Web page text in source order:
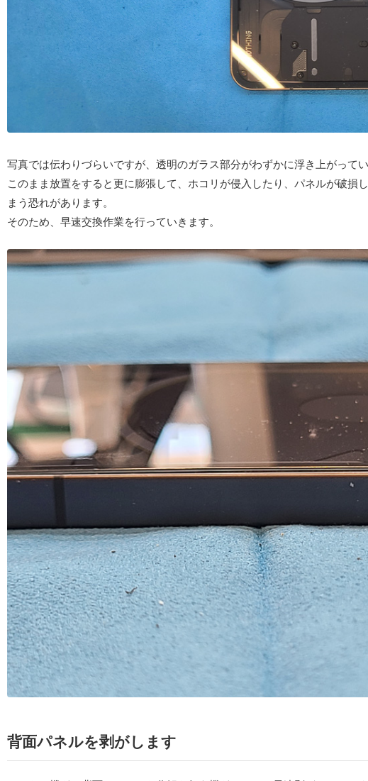
写真では伝わりづらいですが、透明のガラス部分がわずかに浮き上がって
このまま放置をすると更に膨張して、ホコリが侵入したり、パネルが破損
まう恐れがあります。
そのため、早速交換作業を行っていきます。
背面パネルを剥がします